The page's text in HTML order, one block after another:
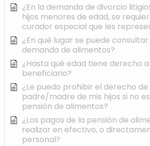
¿En la demanda de divorcio
hijos menores de edad, se
curador especial que les
¿En qué lugar se puede
demanda de alimentos?
¿Hasta qué edad tiene derecho
beneficiario?
¿Le puedo prohibir el derecho de
padre/madre de mis hijos si no
pensión de alimentos?
¿Los pagos de la pensión de
realizar en efectivo, o
personal?